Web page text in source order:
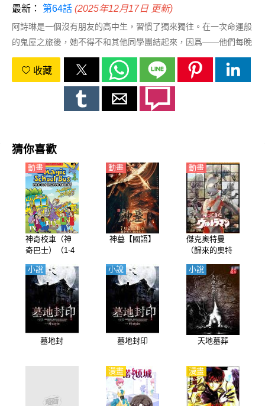
最新： 第64話 (2025年12月17日 更新)
阿詩琳是一個沒有朋友的高中生，習慣了獨來獨往。在一次命運般
的鬼屋之旅後，她不得不和其他同學團結起來，因爲——他們每晚
都會被怪物追殺。
收藏
猜你喜歡
神奇校車（神
奇巴士）（1-4
動畫
神墓【國語】
動畫
傑克奧特曼
（歸來的奧特
世、新曼、基
曼）【日語】
動畫
墓地封
小說
墓地封印
小說
天地墓葬
小說
漫畫 漫畫